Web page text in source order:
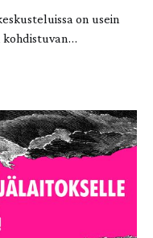
on usein
kolmannen maailman
epätarkasti